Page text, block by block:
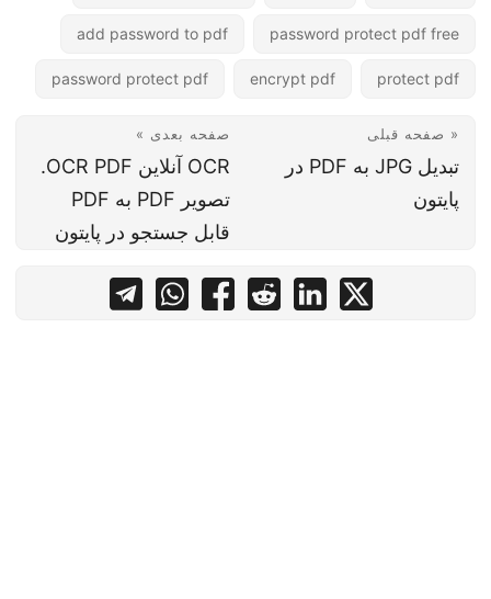
password protect pdf free
add password to pdf
protect pdf
encrypt pdf
password protect pdf
« صفحه قبلی
تبدیل JPG به PDF در
پایتون
صفحه بعدی »
OCR آنلاین OCR PDF.
تصویر PDF به PDF
قابل جستجو در پایتون